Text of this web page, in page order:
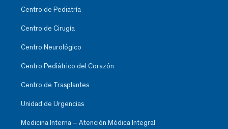
Centro de Pediatría
Centro de Cirugía
Centro Neurológico
Centro Pediátrico del Corazón
Centro de Trasplantes
Unidad de Urgencias
Medicina Interna – Atención Médica Integral